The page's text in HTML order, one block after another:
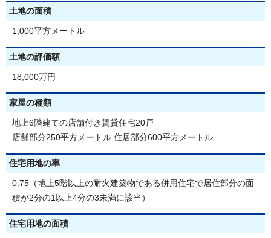
土地の面積
1,000平方メートル
土地の評価額
18,000万円
家屋の種類
地上6階建ての店舗付き賃貸住宅20戸
店舗部分250平方メートル 住居部分600平方メートル
住宅用地の率
0.75（地上5階以上の耐火建築物である併用住宅で居住部分の面
積が2分の1以上4分の3未満に該当）
住宅用地の面積